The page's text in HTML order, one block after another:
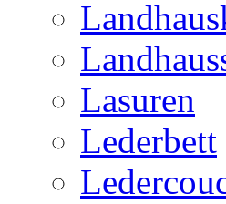
Lasuren
Lederbett